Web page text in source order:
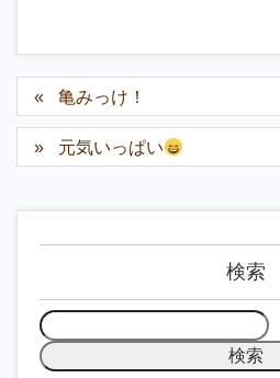
亀みっけ！
元気いっぱい
検索